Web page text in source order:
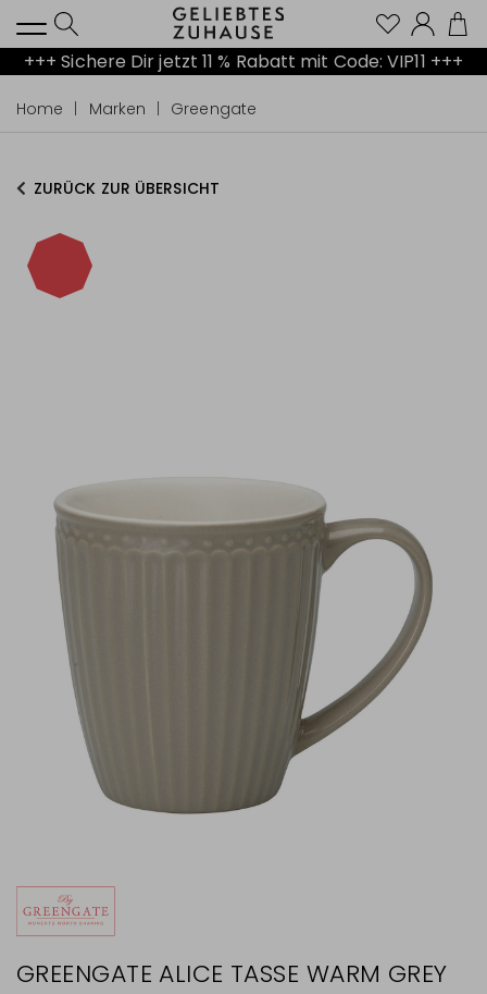
+++ Sichere Dir jetzt 11 % Rabatt mit Code: VIP11 +++
Home Marken Greengate
ZURÜCK ZUR ÜBERSICHT
GREENGATE ALICE TASSE WARM GREY